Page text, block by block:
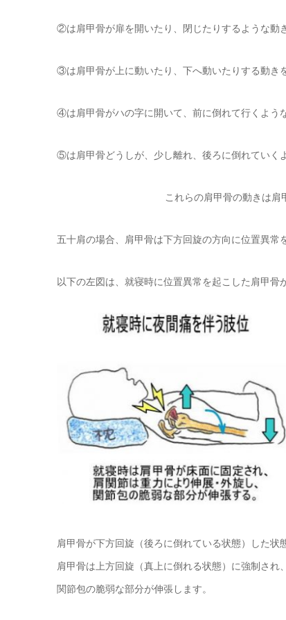
②は肩甲骨が扉を開いたり、閉じたりするような動
③は肩甲骨が上に動いたり、下へ動いたりする動き
④は肩甲骨がハの字に開いて、前に倒れて行くよう
⑤は肩甲骨どうしが、少し離れ、後ろに倒れていく
これらの肩甲骨の動きは肩
五十肩の場合、肩甲骨は下方回旋の方向に位置異常
以下の左図は、就寝時に位置異常を起こした肩甲骨
肩甲骨が下方回旋（後ろに倒れている状態）した状
肩甲骨は上方回旋（真上に倒れる状態）に強制され、
関節包の脆弱な部分が伸張します。